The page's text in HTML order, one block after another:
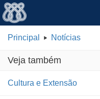
Principal Notícias
Veja também
Cultura e Extensão